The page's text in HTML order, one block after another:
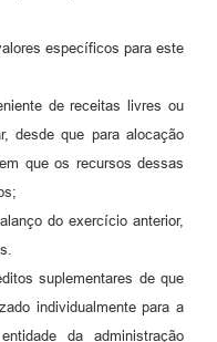
específicos para este
de receitas livres ou
desde que para alocação
que os recursos dessas
do exercício anterior,
suplementares de que
individualmente para a
da administração